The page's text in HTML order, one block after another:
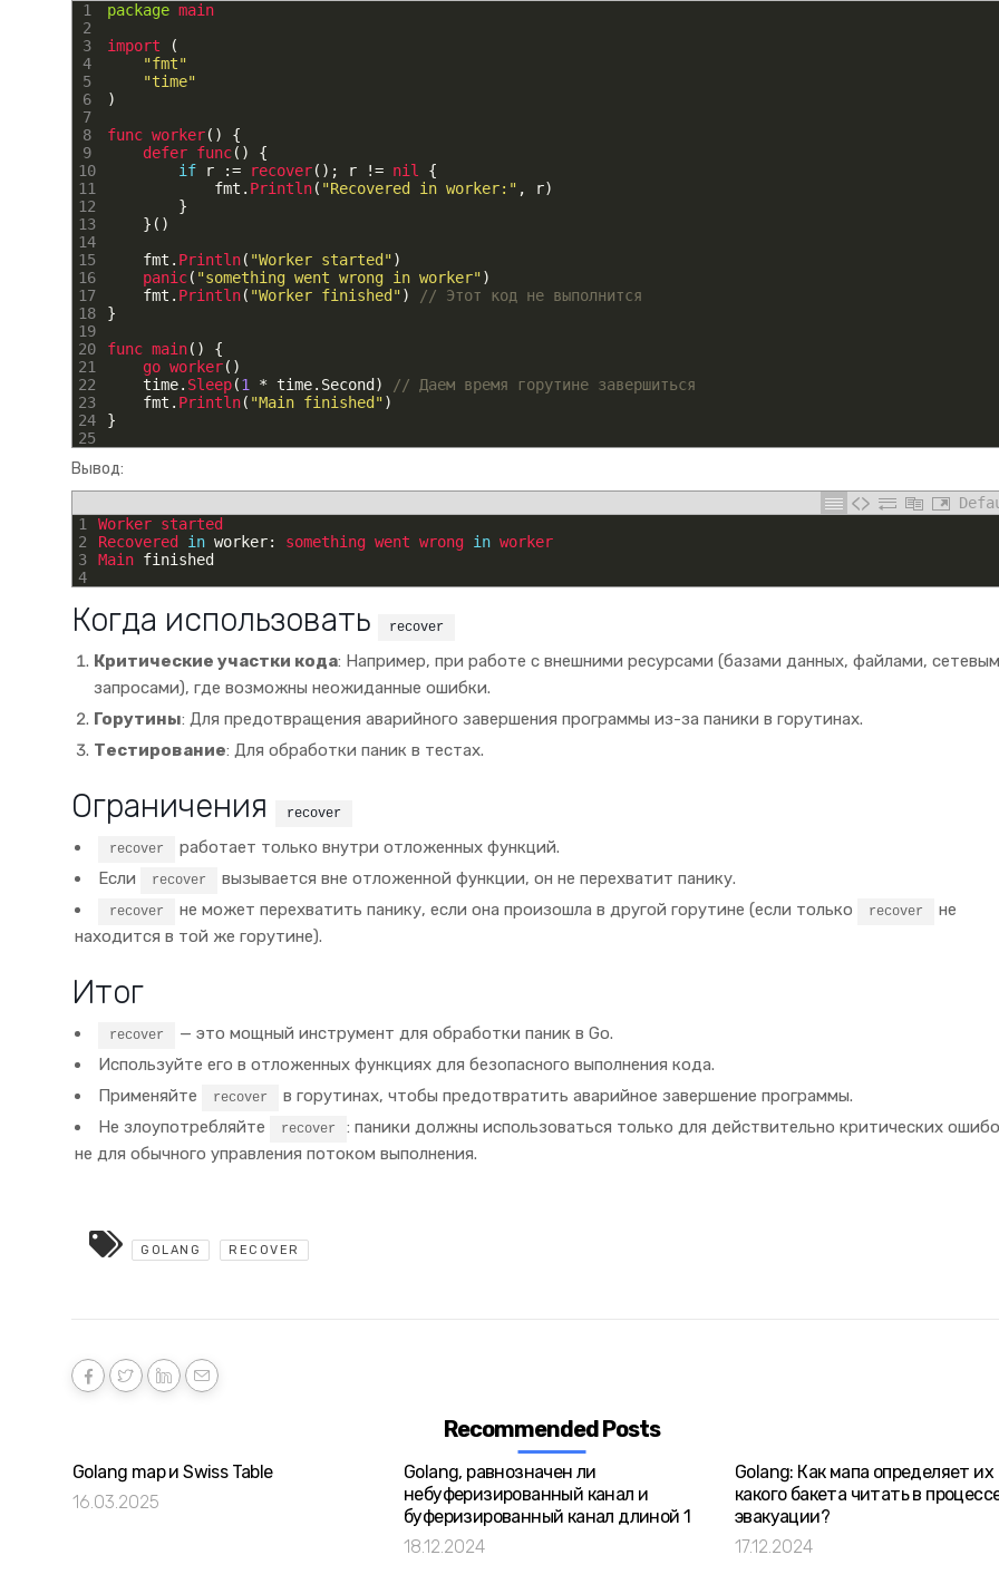
1
2
3
4
5
6
7
8
9
10
11
12
13
14
15
16
17
18
19
20
21
22
23
24
25
package main
import
(
"fmt"
"time"
)
func worker( )
{
defer func( )
{
if
r := recover( ) ; r != nil
{
fmt . Println( "Recovered in worker:" , r)
}
} ( )
fmt . Println( "Worker started")
panic( "something went wrong in worker")
fmt . Println( "Worker finished")
// Этот код не выполнится
}
func main( )
{
go worker( )
time. Sleep(1 * time. Second )
// Даем время горутине завершиться
fmt . Println( "Main finished")
}
Вывод:
1
2
3
4
Worker started
Recovered in worker: something went wrong in worker
Main finished
Когда использовать recover
Критические участки кода: Например, при работе с внешними ресурсами (базами данных, файлами,
запросами), где возможны неожиданные ошибки.
Горутины: Для предотвращения аварийного завершения программы из-за паники в горутинах.
Тестирование: Для обработки паник в тестах.
Ограничения recover
recover
работает только внутри отложенных функций.
Если
recover вызывается вне отложенной функции, он не перехватит панику.
recover не может перехватить панику, если она произошла в другой горутине (если только recover
не
находится в той же горутине).
Итог
recover
— это мощный инструмент для обработки паник в Go.
Используйте его в отложенных функциях для безопасного выполнения кода.
Применяйте
recover
в горутинах, чтобы предотвратить аварийное завершение программы.
Не злоупотребляйте
recover
: паники должны использоваться только для действительно критических
не для обычного управления потоком выполнения.
GOLANG RECOVER
Recommended Posts
Golang map и Swiss Table
16.03.2025
Golang, равнозначен ли
небуферизированный канал и
буферизированный канал длиной 1
18.12.2024
Golang: Как мапа определяет их
какого бакета читать в
эвакуации?
17.12.2024